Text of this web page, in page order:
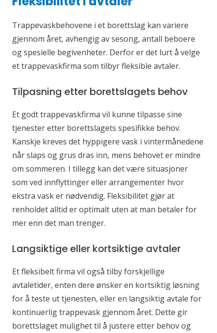
Trappevaskbehovene i et borettslag kan variere
gjennom året, avhengig av sesong, antall beboere
og spesielle begivenheter. Derfor er det lurt å velge
et trappevaskfirma som tilbyr fleksible avtaler.
Tilpasning etter borettslagets behov
Et godt trappevaskfirma vil kunne tilpasse sine
tjenester etter borettslagets spesifikke behov.
Kanskje kreves det hyppigere vask i vintermånedene
når slaps og grus dras inn, mens behovet er mindre
om sommeren. I tillegg kan det være situasjoner
som ved innflyttinger eller arrangementer hvor
ekstra vask er nødvendig. Fleksibilitet gjør at
renholdet alltid er optimalt uten at man betaler for
mer enn det man trenger.
Langsiktige eller kortsiktige avtaler
Et fleksibelt firma vil også tilby forskjellige
avtaletider, enten dere ønsker en kortsiktig løsning
for å teste ut tjenesten, eller en langsiktig avtale for
kontinuerlig trappevask gjennom året. Dette gir
borettslaget mulighet til å justere etter behov og